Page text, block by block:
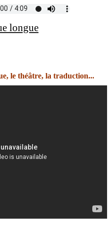
longue
le théâtre, la traduction...